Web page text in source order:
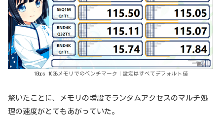
1Gbps 10GBメモリでのベンチマーク｜設定はすべてデフォルト値
驚いたことに、メモリの増設でランダムアクセスのマルチ処
理の速度がとてもあがっていた。